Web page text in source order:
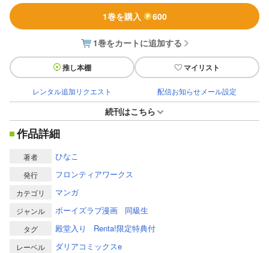
1巻を購入 600
1巻をカートに追加する
推し本棚 マイリスト
レンタル追加リクエスト 配信お知らせメール設定
続刊はこちら
作品詳細
著者 ひなこ
発行 フロンティアワークス
カテゴリ マンガ
ジャンル ボーイズラブ漫画 同級生
タグ 殿堂入り Renta!限定特典付
レーベル ダリアコミックスe